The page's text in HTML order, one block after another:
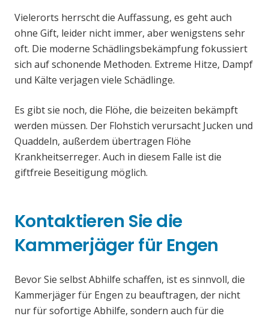
Vielerorts herrscht die Auffassung, es geht auch
ohne Gift, leider nicht immer, aber wenigstens sehr
oft. Die moderne Schädlingsbekämpfung fokussiert
sich auf schonende Methoden. Extreme Hitze, Dampf
und Kälte verjagen viele Schädlinge.
Es gibt sie noch, die Flöhe, die beizeiten bekämpft
werden müssen. Der Flohstich verursacht Jucken und
Quaddeln, außerdem übertragen Flöhe
Krankheitserreger. Auch in diesem Falle ist die
giftfreie Beseitigung möglich.
Kontaktieren Sie die
Kammerjäger für Engen
Bevor Sie selbst Abhilfe schaffen, ist es sinnvoll, die
Kammerjäger für Engen zu beauftragen, der nicht
nur für sofortige Abhilfe, sondern auch für die